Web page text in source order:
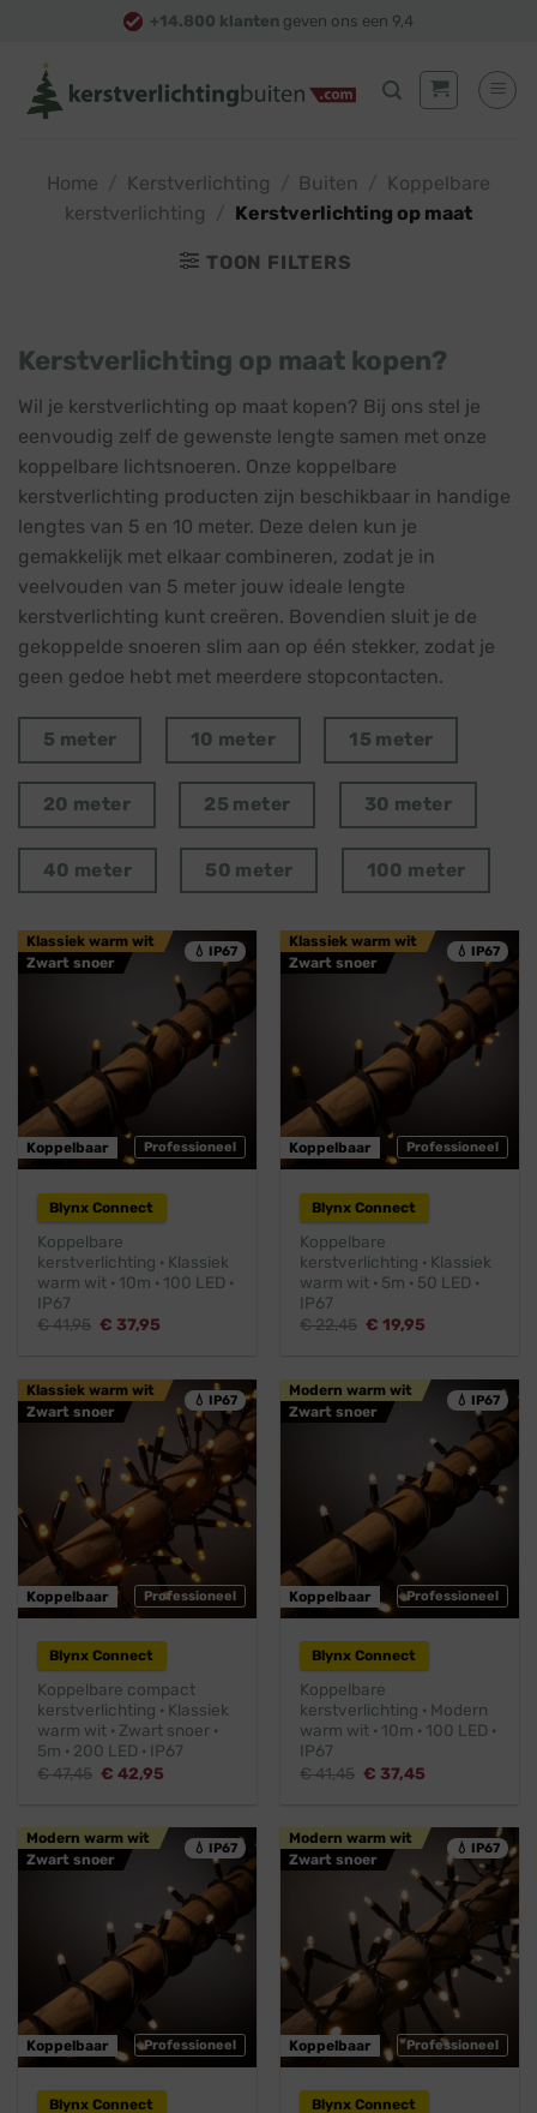
content
+14.800 klanten geven ons een 9,4
Home Kerstverlichting Buiten
Koppelbare
kerstverlichting
Kerstverlichting op maat
TOON FILTERS
Kerstverlichting op maat kopen?
Wil je kerstverlichting op maat kopen? Bij ons stel je
eenvoudig zelf de gewenste lengte samen met onze
koppelbare lichtsnoeren. Onze koppelbare
kerstverlichting producten zijn beschikbaar in handige
lengtes van 5 en 10 meter. Deze delen kun je
gemakkelijk met elkaar combineren, zodat je in
veelvouden van 5 meter jouw ideale lengte
kerstverlichting kunt creëren. Bovendien sluit je de
gekoppelde snoeren slim aan op één stekker, zodat je
geen gedoe hebt met meerdere stopcontacten.
5 meter 10 meter 15 meter
20 meter 25 meter 30 meter
40 meter 50 meter 100 meter
💧 IP67
Professioneel
Klassiek warm wit
Zwart snoer
Koppelbaar
Blynx Connect
Koppelbare
kerstverlichting · Klassiek
warm wit · 10m · 100 LED ·
IP67
€41,95 Oorspronkelijke
€ 37,95
💧 IP67
Professioneel
Klassiek warm wit
Zwart snoer
Koppelbaar
Blynx Connect
Koppelbare
kerstverlichting · Klassiek
warm wit · 5m · 50 LED ·
IP67
€22,45 Oorspronkelijke
€ 19,95
💧 IP67
Professioneel
Klassiek warm wit
Zwart snoer
Koppelbaar
Blynx Connect
Koppelbare compact
kerstverlichting · Klassiek
warm wit · Zwart snoer ·
5m · 200 LED · IP67
€47,45 Oorspronkelijke
€ 42,95
💧 IP67
Professioneel
Modern warm wit
Zwart snoer
Koppelbaar
Blynx Connect
Koppelbare
kerstverlichting · Modern
warm wit · 10m · 100 LED ·
IP67
€41,45 Oorspronkelijke
€ 37,45
💧 IP67
Professioneel
Modern warm wit
Zwart snoer
Koppelbaar
Blynx Connect
💧 IP67
Professioneel
Modern warm wit
Zwart snoer
Koppelbaar
Blynx Connect